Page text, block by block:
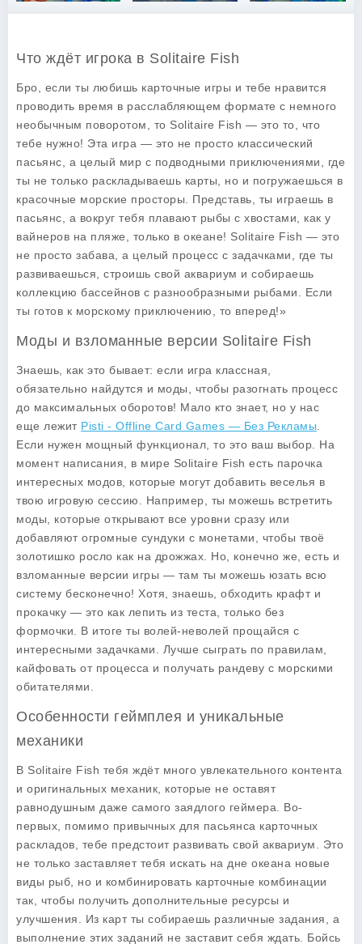
Что ждёт игрока в Solitaire Fish
Бро, если ты любишь карточные игры и тебе нравится
проводить время в расслабляющем формате с немного
необычным поворотом, то Solitaire Fish — это то, что
тебе нужно! Эта игра — это не просто классический
пасьянс, а целый мир с подводными приключениями, где
ты не только раскладываешь карты, но и погружаешься в
красочные морские просторы. Представь, ты играешь в
пасьянс, а вокруг тебя плавают рыбы с хвостами, как у
вайнеров на пляже, только в океане! Solitaire Fish — это
не просто забава, а целый процесс с задачками, где ты
развиваешься, строишь свой аквариум и собираешь
коллекцию бассейнов с разнообразными рыбами. Если
ты готов к морскому приключению, то вперед!»
Моды и взломанные версии Solitaire Fish
Знаешь, как это бывает: если игра классная,
обязательно найдутся и моды, чтобы разогнать процесс
до максимальных оборотов! Мало кто знает, но у нас
еще лежит Pisti - Offline Card Games — Без Рекламы
Если нужен мощный функционал, то это ваш выбор. На
момент написания, в мире Solitaire Fish есть парочка
интересных модов, которые могут добавить веселья в
твою игровую сессию. Например, ты можешь встретить
моды, которые открывают все уровни сразу или
добавляют огромные сундуки с монетами, чтобы твоё
золотишко росло как на дрожжах. Но, конечно же, есть и
взломанные версии игры — там ты можешь юзать всю
систему бесконечно! Хотя, знаешь, обходить крафт и
прокачку — это как лепить из теста, только без
формочки. В итоге ты волей-неволей прощайся с
интересными задачками. Лучше сыграть по правилам,
кайфовать от процесса и получать рандеву с морскими
обитателями.
Особенности геймплея и уникальные
механики
В Solitaire Fish тебя ждёт много увлекательного контента
и оригинальных механик, которые не оставят
равнодушным даже самого заядлого геймера. Во-
первых, помимо привычных для пасьянса карточных
раскладов, тебе предстоит развивать свой аквариум. Это
не только заставляет тебя искать на дне океана новые
виды рыб, но и комбинировать карточные комбинации
так, чтобы получить дополнительные ресурсы и
улучшения. Из карт ты собираешь различные задания, а
выполнение этих заданий не заставит себя ждать. Бойсь